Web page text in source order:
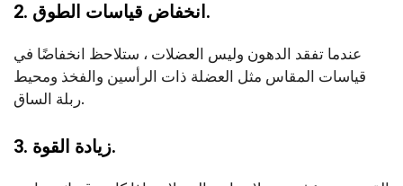
2. انخفاض قياسات الطوق.
عندما تفقد الدهون وليس العضلات ، ستلاحظ انخفاضًا في
قياسات المقاس مثل العضلة ذات الرأسين والفخذ ومحيط
ربلة الساق.
3. زيادة القوة.